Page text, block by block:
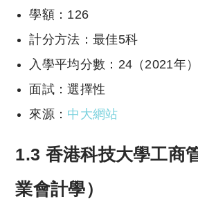
學額：126
計分方法：最佳5科
入學平均分數：24（2021年）
面試：選擇性
來源： 中大網站
1.3 香港科技大學工商
業會計學）